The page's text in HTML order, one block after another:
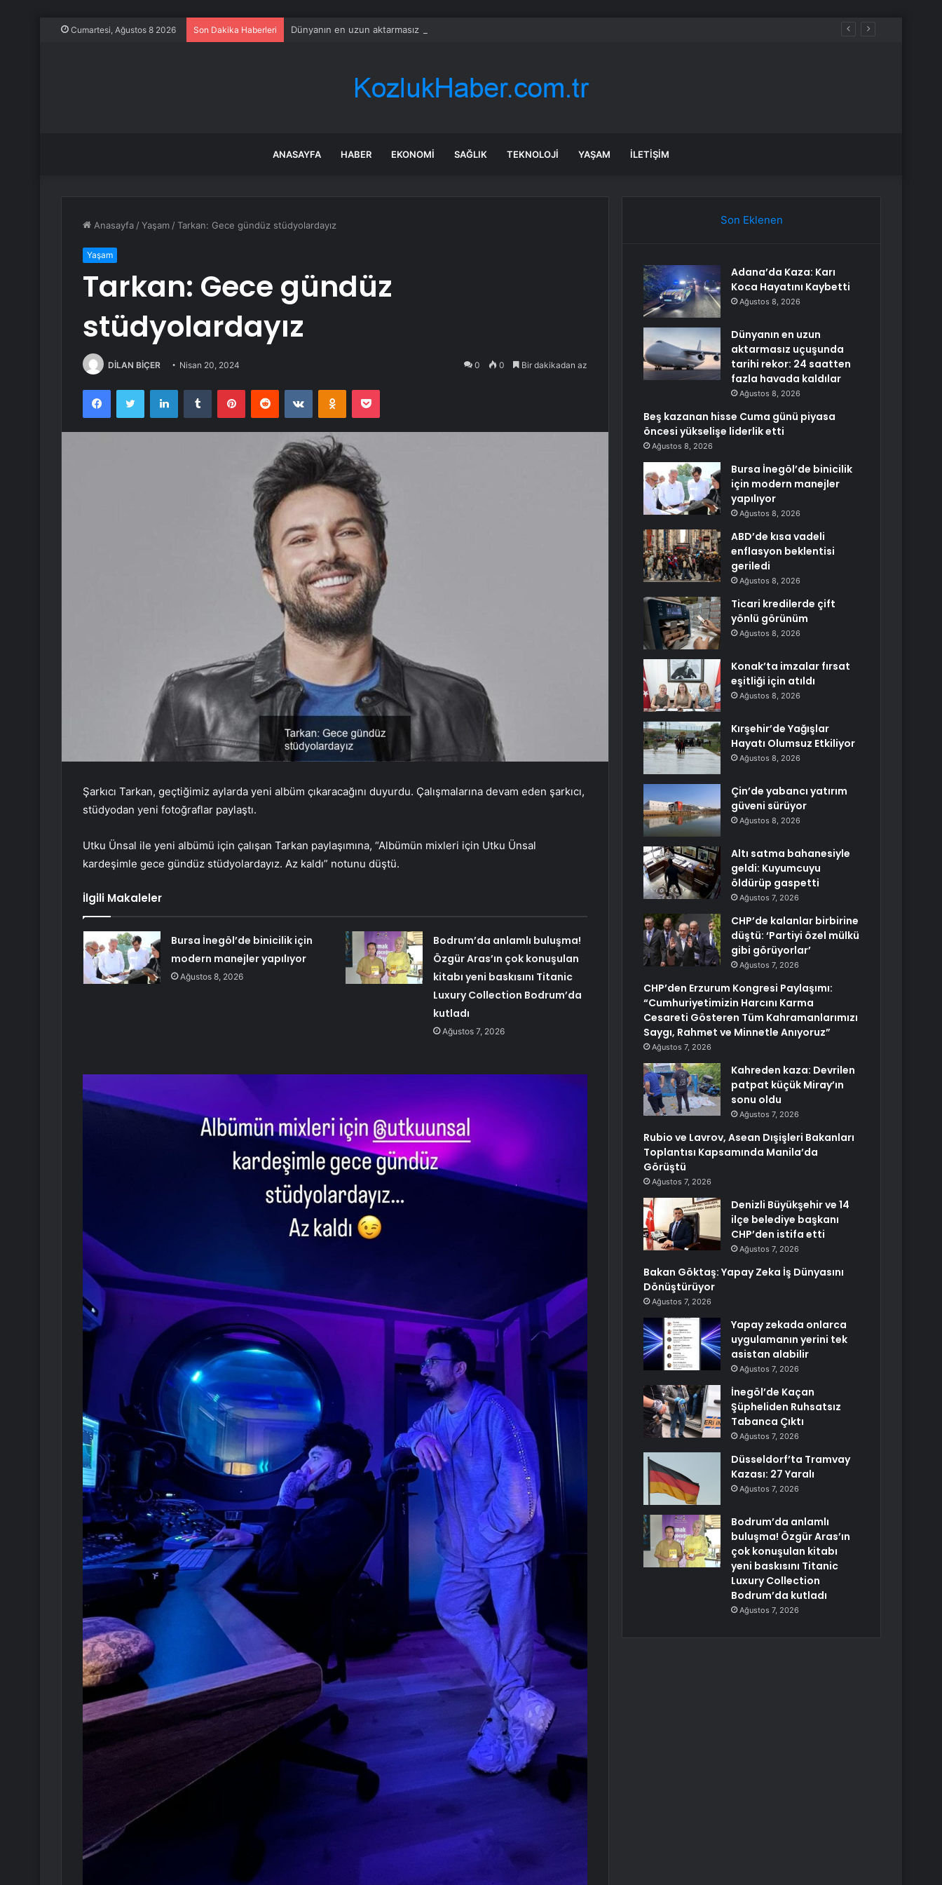
Cumartesi, Ağustos 8 2026 Son Dakika Haberleri Dünyanın en uzun aktarmasız uçuşunda tarihi rekor: 24 saatten fazla havada kaldılar
ANASAYFA HABER EKONOMI SAĞLIK TEKNOLOJI YAŞAM İLETIŞIM
Anasayfa /Yaşam /Tarkan: Gece gündüz stüdyolardayız
Yaşam
Tarkan: Gece gündüz
stüdyolardayız
DİLAN BİÇER Nisan 20, 2024 0 0 Bir dakikadan az
FacebookTwitter LinkedInTumblr PinterestReddit VKontakteOdnoklassniki
Pocket
Şarkıcı Tarkan, geçtiğimiz aylarda yeni albüm çıkaracağını duyurdu. Çalışmalarına devam eden şarkıcı,
stüdyodan yeni fotoğraflar paylaştı.
Utku Ünsal ile yeni albümü için çalışan Tarkan paylaşımına, “Albümün mixleri için Utku Ünsal
kardeşimle gece gündüz stüdyolardayız. Az kaldı” notunu düştü.
İlgili Makaleler
Bursa İnegöl’de binicilik için
modern manejler yapılıyor
Ağustos 8, 2026
Bodrum’da anlamlı buluşma!
Özgür Aras’ın çok konuşulan
kitabı yeni baskısını Titanic
Luxury Collection Bodrum’da
kutladı
Ağustos 7, 2026
Son Eklenen
Adana’da Kaza: Karı
Koca Hayatını Kaybetti
Ağustos 8, 2026
Dünyanın en uzun
aktarmasız uçuşunda
tarihi rekor: 24 saatten
fazla havada kaldılar
Ağustos 8, 2026
Beş kazanan hisse Cuma günü piyasa
öncesi yükselişe liderlik etti
Ağustos 8, 2026
Bursa İnegöl’de binicilik
için modern manejler
yapılıyor
Ağustos 8, 2026
ABD’de kısa vadeli
enflasyon beklentisi
geriledi
Ağustos 8, 2026
Ticari kredilerde çift
yönlü görünüm
Ağustos 8, 2026
Konak’ta imzalar fırsat
eşitliği için atıldı
Ağustos 8, 2026
Kırşehir’de Yağışlar
Hayatı Olumsuz Etkiliyor
Ağustos 8, 2026
Çin’de yabancı yatırım
güveni sürüyor
Ağustos 8, 2026
Altı satma bahanesiyle
geldi: Kuyumcuyu
öldürüp gaspetti
Ağustos 7, 2026
CHP’de kalanlar birbirine
düştü: ‘Partiyi özel mülkü
gibi görüyorlar’
Ağustos 7, 2026
CHP’den Erzurum Kongresi Paylaşımı:
“Cumhuriyetimizin Harcını Karma
Cesareti Gösteren Tüm Kahramanlarımızı
Saygı, Rahmet ve Minnetle Anıyoruz”
Ağustos 7, 2026
Kahreden kaza: Devrilen
patpat küçük Miray’ın
sonu oldu
Ağustos 7, 2026
Rubio ve Lavrov, Asean Dışişleri Bakanları
Toplantısı Kapsamında Manila’da
Görüştü
Ağustos 7, 2026
Denizli Büyükşehir ve 14
ilçe belediye başkanı
CHP’den istifa etti
Ağustos 7, 2026
Bakan Göktaş: Yapay Zeka İş Dünyasını
Dönüştürüyor
Ağustos 7, 2026
Yapay zekada onlarca
uygulamanın yerini tek
asistan alabilir
Ağustos 7, 2026
İnegöl’de Kaçan
Şüpheliden Ruhsatsız
Tabanca Çıktı
Ağustos 7, 2026
Düsseldorf’ta Tramvay
Kazası: 27 Yaralı
Ağustos 7, 2026
Bodrum’da anlamlı
buluşma! Özgür Aras’ın
çok konuşulan kitabı
yeni baskısını Titanic
Luxury Collection
Bodrum’da kutladı
Ağustos 7, 2026